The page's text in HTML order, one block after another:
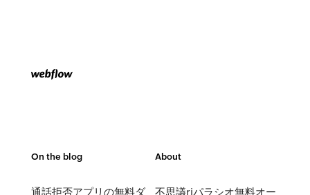
On the blog
通話拒否アプリの無料ダ
About
不思議rjパラシオ無料オー